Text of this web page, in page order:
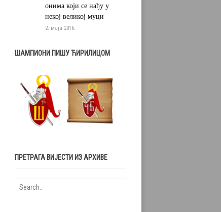
онима који се нађу у
некој великој муци
2. маја 2016.
ШАМПИОНИ ПИШУ ЋИРИЛИЦОМ
ПРЕТРАГА ВИЈЕСТИ ИЗ АРХИВЕ